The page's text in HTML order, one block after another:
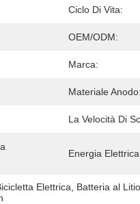
Ciclo Di Vita:
OEM/ODM:
Marca:
Materiale Anodo:
La Velocità Di
Energia
Elettrica Batteria al